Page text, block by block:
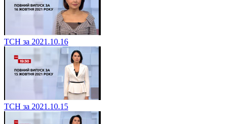
ТСН за 2021.10.16
ТСН за 2021.10.15